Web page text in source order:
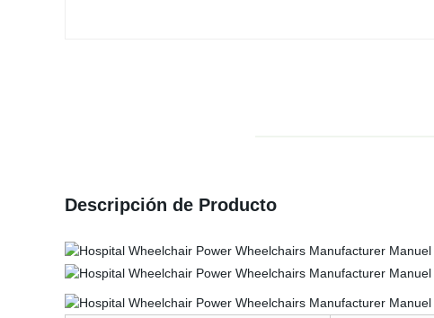
Descripción de Producto